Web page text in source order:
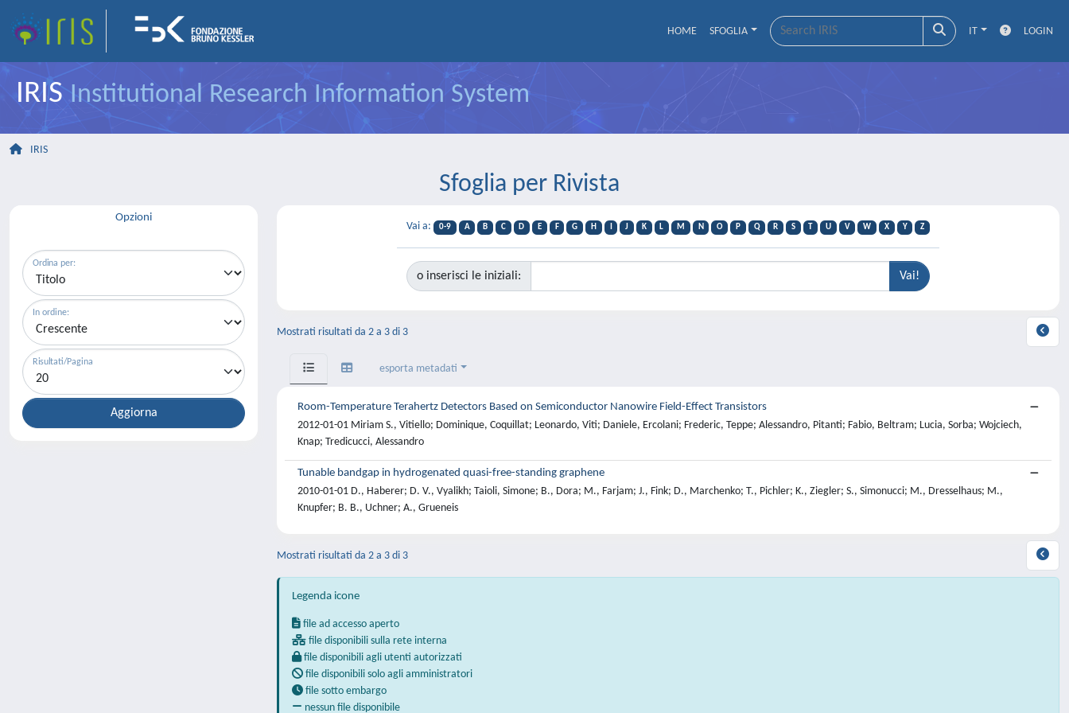
HOME SFOGLIA IT LOGIN
IRISInstitutional Research Information System
IRIS
Sfoglia per Rivista
Opzioni
Ordina per:
In ordine:
Risultati/Pagina
Vai a: 0-9 A B C D E F G H J K L M N O P Q R S T U V W X Y Z
o inserisci le iniziali:
Mostrati risultati da 2 a 3 di 3
esporta metadati
Room-Temperature Terahertz Detectors Based on Semiconductor Nanowire Field-Effect Transistors
2012-01-01 Miriam S., Vitiello; Dominique, Coquillat; Leonardo, Viti; Daniele, Ercolani; Frederic, Teppe; Alessandro, Pitanti; Fabio, Beltram; Lucia, Sorba; Wojciech,
Knap; Tredicucci, Alessandro
Tunable bandgap in hydrogenated quasi-free-standing graphene
2010-01-01 D., Haberer; D. V., Vyalikh; Taioli, Simone; B., Dora; M., Farjam; J., Fink; D., Marchenko; T., Pichler; K., Ziegler; S., Simonucci; M., Dresselhaus; M.,
Knupfer; B. B., Uchner; A., Grueneis
Mostrati risultati da 2 a 3 di 3
Legenda icone
file ad accesso aperto
file disponibili sulla rete interna
file disponibili agli utenti autorizzati
file disponibili solo agli amministratori
file sotto embargo
nessun file disponibile